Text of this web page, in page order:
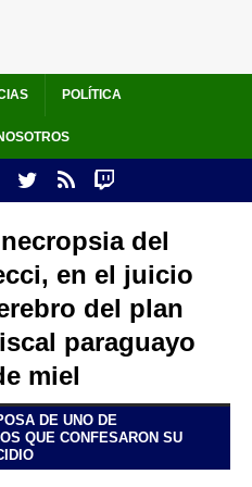
POLÍTICA
del
en el juicio
del plan
paraguayo
miel
DE UNO DE
QUE CONFESARON SU